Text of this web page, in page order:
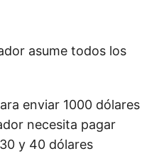
asume todos los
enviar 1000 dólares
necesita pagar
y 40 dólares